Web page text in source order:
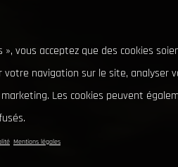
vous acceptez que des cookies
navigation sur le site, analyser
Les cookies peuvent
Mentions légales